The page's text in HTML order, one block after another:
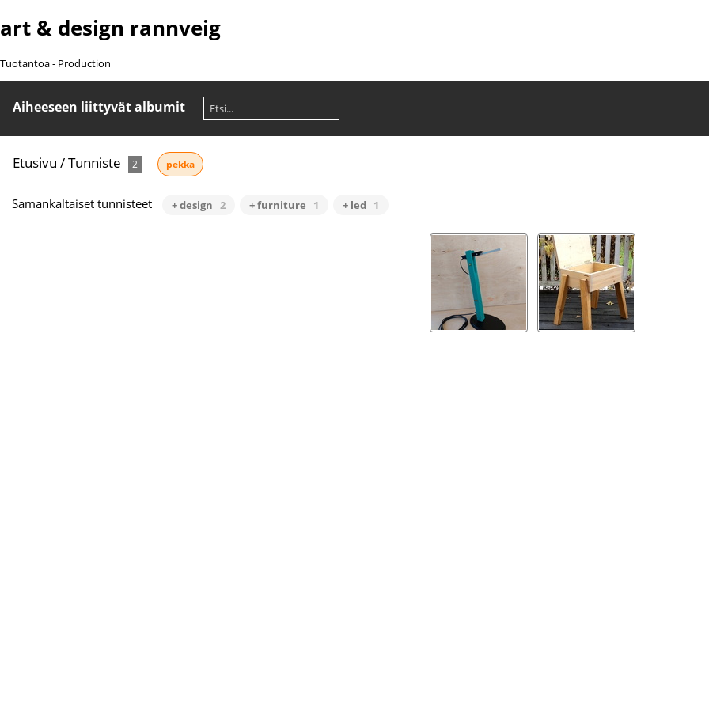
art & design rannveig
Tuotantoa - Production
Aiheeseen liittyvät albumit
Etusivu /Tunniste 2 pekka
Samankaltaiset tunnisteet + design 2 + furniture 1 + led 1